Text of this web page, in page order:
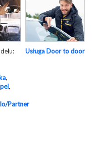
,
,
Partner
Usługa Door to door